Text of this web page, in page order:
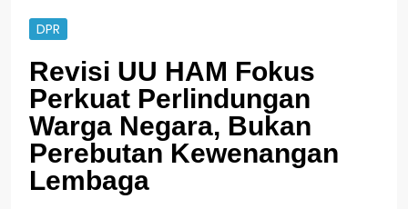
DPR
Revisi UU HAM Fokus
Perkuat Perlindungan
Warga Negara, Bukan
Perebutan Kewenangan
Lembaga